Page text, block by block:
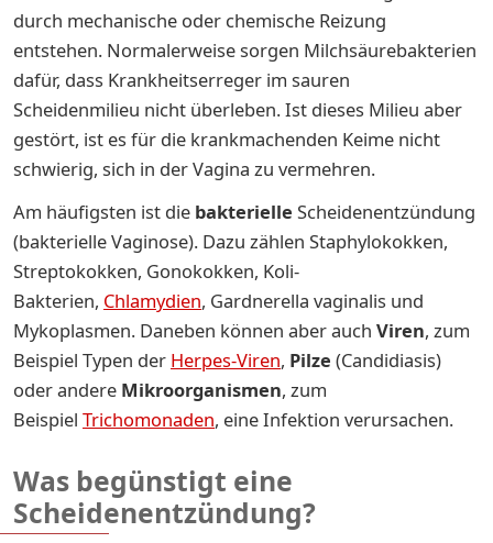
durch mechanische oder chemische Reizung
entstehen. Normalerweise sorgen Milchsäurebakterien
dafür, dass Krankheitserreger im sauren
Scheidenmilieu nicht überleben. Ist dieses Milieu aber
gestört, ist es für die krankmachenden Keime nicht
schwierig, sich in der Vagina zu vermehren.
Am häufigsten ist die bakterielle Scheidenentzündung
(bakterielle Vaginose). Dazu zählen Staphylokokken,
Streptokokken, Gonokokken, Koli-
Bakterien, Chlamydien, Gardnerella vaginalis und
Mykoplasmen. Daneben können aber auch Viren, zum
Beispiel Typen der Herpes-Viren, Pilze (Candidiasis)
oder andere Mikroorganismen, zum
Beispiel Trichomonaden, eine Infektion verursachen.
Was begünstigt eine
Scheidenentzündung?